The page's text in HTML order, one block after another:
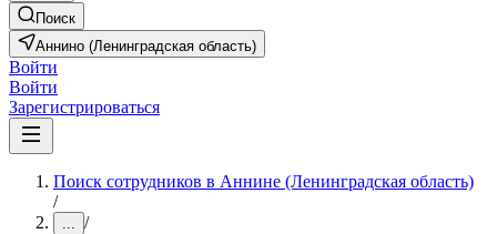
Поиск
Аннино (Ленинградская область)
Войти
Войти
Зарегистрироваться
Поиск сотрудников в Аннине (Ленинградская область)
/
... /